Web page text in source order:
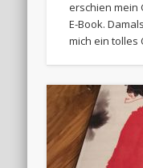
erschien mein
E-Book.
mich ein tolles